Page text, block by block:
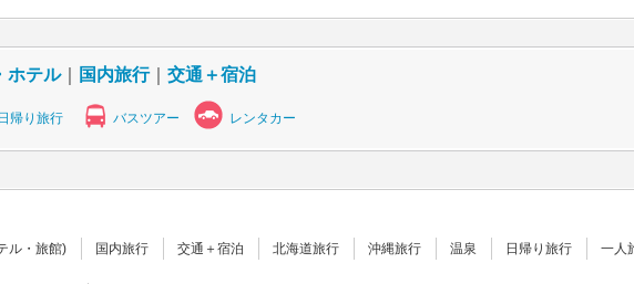
ホテル｜ 国内旅行｜ 交通＋宿泊
日帰り旅行 バスツアー レンタカー
ル・旅館) 国内旅行 交通＋宿泊 北海道旅行 沖縄旅行 温泉 日帰り旅行 一人